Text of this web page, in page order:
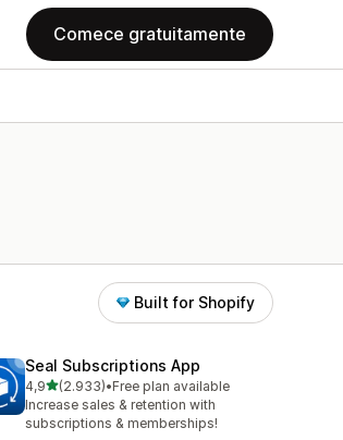
Comece gratuitamente
Built for Shopify
Seal Subscriptions App
4,9de 5 estrelas
(2.933)
2933 total de avaliações
•Free plan available
Increase sales & retention with
subscriptions & memberships!